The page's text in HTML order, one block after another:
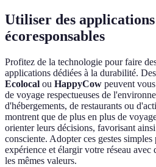
Utiliser des
écoresponsables
Profitez de la technologie pour faire
applications dédiées à la durabilité.
Ecolocal ou HappyCow peuvent
de voyage respectueuses de
d'hébergements, de restaurants ou
montrent que de plus en plus de
orienter leurs décisions, favorisant
consciente. Adopter ces gestes
expérience et élargir votre réseau avec
les mêmes valeurs.